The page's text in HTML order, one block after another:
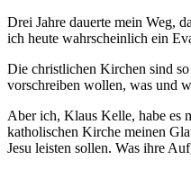
Drei Jahre dauerte mein Weg,
ich heute wahrscheinlich ein
Die christlichen Kirchen sind
vorschreiben wollen, was und
Aber ich, Klaus Kelle, habe es
katholischen Kirche meinen
Jesu leisten sollen. Was ihre